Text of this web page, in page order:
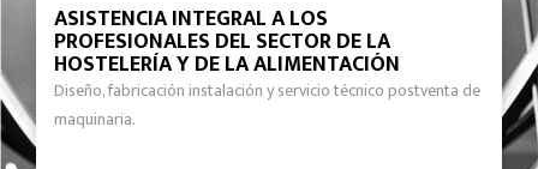
ASISTENCIA INTEGRAL A LOS
PROFESIONALES DEL SECTOR DE LA
HOSTELERÍA Y DE LA ALIMENTACIÓN
Diseño, fabricación instalación y servicio técnico postventa de
maquinaria.